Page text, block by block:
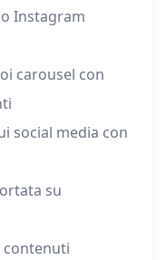
Instagram
carousel con
social media con
su
contenuti